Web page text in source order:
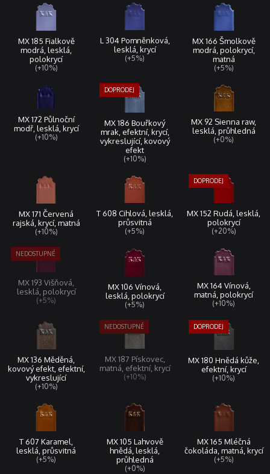
MX 185 Fialkově
modrá, lesklá,
polokrycí
(+10%)
L 304 Pomněnková,
lesklá, krycí
(+5%)
MX 166 Šmolkově
modrá, polokrycí,
matná
(+5%)
MX 172 Půlnoční
modř, lesklá, krycí
(+10%)
MX 186 Bouřkový
mrak, efektní, krycí,
vykreslující, kovový
efekt
(+10%)
MX 92 Sienna raw,
lesklá, průhledná
(+0%)
MX 171 Červená
rajská, krycí, matná
(+10%)
T 608 Cihlová, lesklá,
průsvitná
(+5%)
MX 152 Rudá, lesklá,
polokrycí
(+20%)
MX 193 Višňová,
lesklá, polokrycí
(+5%)
MX 106 Vínová,
lesklá, polokrycí
(+5%)
MX 164 Vínová,
matná, polokrycí
(+10%)
MX 136 Měděná,
kovový efekt, efektní,
vykreslující
(+10%)
MX 187 Pískovec,
matná, efektní, krycí
(+10%)
MX 180 Hnědá kůže,
efektní, krycí
(+10%)
T 607 Karamel,
lesklá, průsvitná
(+5%)
MX 105 Lahvově
hnědá, lesklá,
průhledná
(+0%)
MX 165 Mléčná
čokoláda, matná, krycí
(+5%)